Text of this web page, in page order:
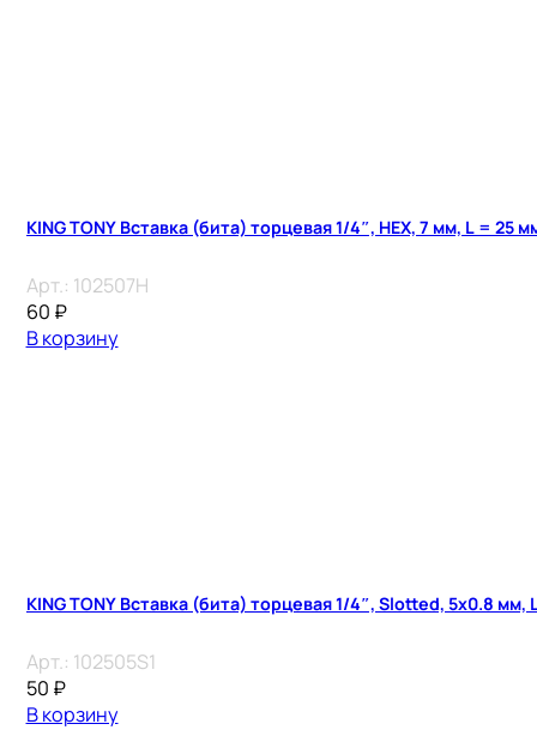
KING TONY Вставка (бита) торцевая 1/4″, HEX, 7 мм, L = 25
Арт.: 102507H
60 ₽
В корзину
KING TONY Вставка (бита) торцевая 1/4″, Slotted, 5х0.8 мм,
Арт.: 102505S1
50 ₽
В корзину